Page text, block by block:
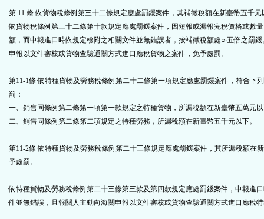
第 11 條 依貨物稅條例第三十二條規定應處罰鍰案件，其補徵稅額在新臺幣五千
依貨物稅條例第三十二條第十款規定應處罰鍰案件，因短報或漏報完稅價格或數
額，而申報進口時依規定檢附之相關文件並無錯誤者，按補徵稅額處○‧五倍之罰
申報以文件審核或貨物查驗通關方式進口應稅貨物之案件，免予處罰。
第11-1條依特種貨物及勞務稅條例第二十二條第一項規定應處罰鍰案件，符合下
罰：
一、銷售同條例第二條第一項第一款規定之特種貨物，所漏稅額在新臺幣五萬元
二、銷售同條例第二條第二項規定之特種勞務，所漏稅額在新臺幣五千元以下。
第11-2條 依特種貨物及勞務稅條例第二十三條規定應處罰鍰案件，其所漏稅額在
予處罰。
依特種貨物及勞務稅條例第二十三條第三款及第四款規定應處罰鍰案件，申報進
件並無錯誤，且報關人主動向海關申報以文件審核或貨物查驗通關方式進口應稅